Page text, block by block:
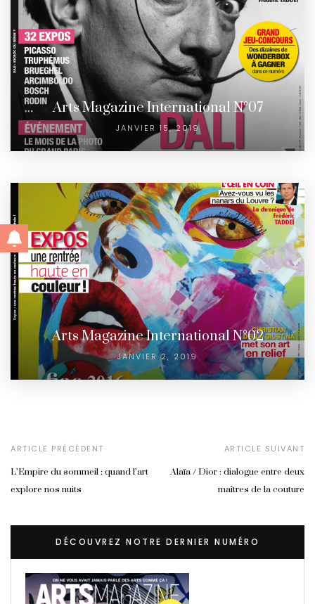
Arts Magazine International N°07
JANVIER 15, 2019
Arts Magazine International N°02
JANVIER 2, 2019
ARTICLE PRÉCÉDENT
L’Empire du sommeil : quand l’art
explore nos nuits
ARTICLE SUIVANT
Alaïa / Dior : dialogue entre deux
maîtres de la couture
DÉCOUVREZ NOTRE DERNIER NUMÉRO